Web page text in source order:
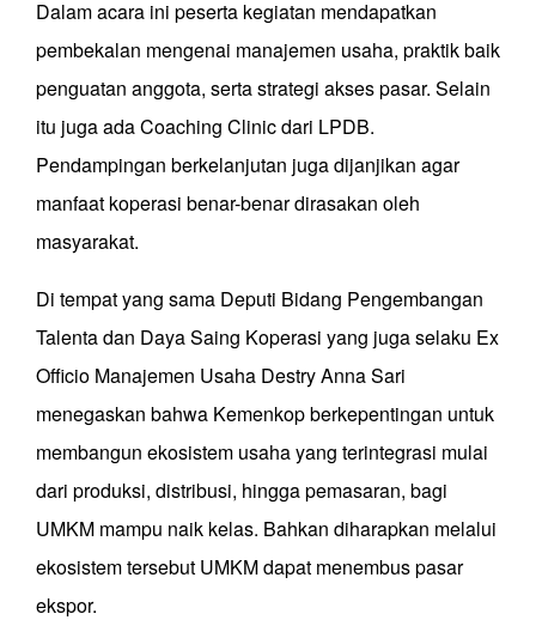
Dalam acara ini peserta kegiatan mendapatkan
pembekalan mengenai manajemen usaha, praktik baik
penguatan anggota, serta strategi akses pasar. Selain
itu juga ada Coaching Clinic dari LPDB.
Pendampingan berkelanjutan juga dijanjikan agar
manfaat koperasi benar-benar dirasakan oleh
masyarakat.
Di tempat yang sama Deputi Bidang Pengembangan
Talenta dan Daya Saing Koperasi yang juga selaku Ex
Officio Manajemen Usaha Destry Anna Sari
menegaskan bahwa Kemenkop berkepentingan untuk
membangun ekosistem usaha yang terintegrasi mulai
dari produksi, distribusi, hingga pemasaran, bagi
UMKM mampu naik kelas. Bahkan diharapkan melalui
ekosistem tersebut UMKM dapat menembus pasar
ekspor.